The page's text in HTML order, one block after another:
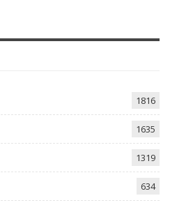
1816
1635
1319
634